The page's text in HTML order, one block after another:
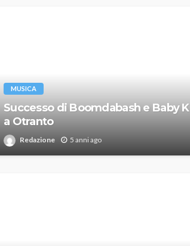
MUSICA
Successo di Boomdabash e Baby K
a Otranto
Redazione 5 anni ago